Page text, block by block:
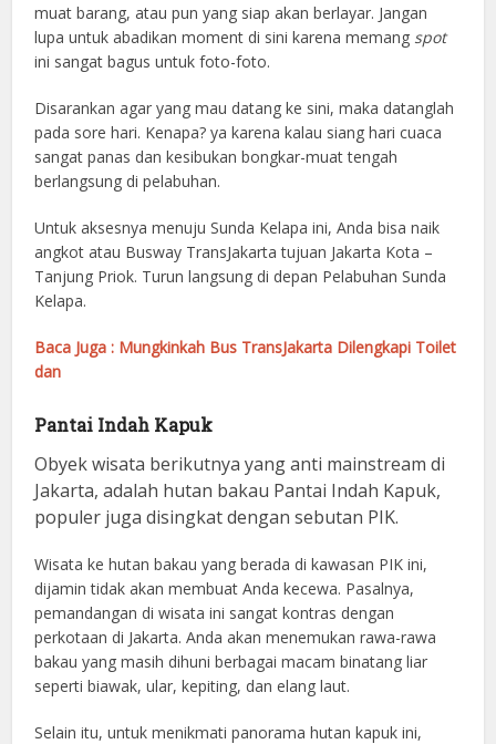
muat barang, atau pun yang siap akan berlayar. Jangan
lupa untuk abadikan moment di sini karena memang spot
ini sangat bagus untuk foto-foto.
Disarankan agar yang mau datang ke sini, maka datanglah
pada sore hari. Kenapa? ya karena kalau siang hari cuaca
sangat panas dan kesibukan bongkar-muat tengah
berlangsung di pelabuhan.
Untuk aksesnya menuju Sunda Kelapa ini, Anda bisa naik
angkot atau Busway TransJakarta tujuan Jakarta Kota –
Tanjung Priok. Turun langsung di depan Pelabuhan Sunda
Kelapa.
Baca Juga : Mungkinkah Bus TransJakarta Dilengkapi Toilet
dan
Pantai Indah Kapuk
Obyek wisata berikutnya yang anti mainstream di
Jakarta, adalah hutan bakau Pantai Indah Kapuk,
populer juga disingkat dengan sebutan PIK.
Wisata ke hutan bakau yang berada di kawasan PIK ini,
dijamin tidak akan membuat Anda kecewa. Pasalnya,
pemandangan di wisata ini sangat kontras dengan
perkotaan di Jakarta. Anda akan menemukan rawa-rawa
bakau yang masih dihuni berbagai macam binatang liar
seperti biawak, ular, kepiting, dan elang laut.
Selain itu, untuk menikmati panorama hutan kapuk ini,